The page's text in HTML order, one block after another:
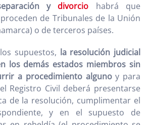
y divorcio habrá que
de Tribunales de la Unión
o de terceros países.
supuestos, la resolución judicial
los demás estados miembros sin
a procedimiento algunoy para
Registro Civil deberá presentarse
de la resolución, cumplimentar el
y en el supuesto de